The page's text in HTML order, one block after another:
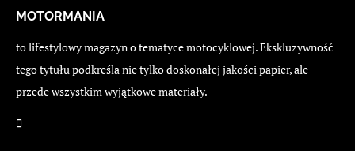
MOTORMANIA
to lifestylowy magazyn o tematyce motocyklowej. Ekskluzywność
tego tytułu podkreśla nie tylko doskonałej jakości papier, ale
przede wszystkim wyjątkowe materiały.